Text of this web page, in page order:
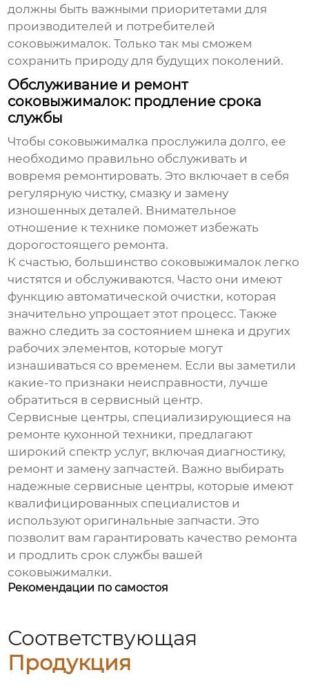
должны быть важными приоритетами для
производителей и потребителей
соковыжималок. Только так мы сможем
сохранить природу для будущих поколений.
Обслуживание и ремонт
соковыжималок: продление срока
службы
Чтобы соковыжималка прослужила долго, ее
необходимо правильно обслуживать и
вовремя ремонтировать. Это включает в себя
регулярную чистку, смазку и замену
изношенных деталей. Внимательное
отношение к технике поможет избежать
дорогостоящего ремонта.
К счастью, большинство соковыжималок легко
чистятся и обслуживаются. Часто они имеют
функцию автоматической очистки, которая
значительно упрощает этот процесс. Также
важно следить за состоянием шнека и других
рабочих элементов, которые могут
изнашиваться со временем. Если вы заметили
какие-то признаки неисправности, лучше
обратиться в сервисный центр.
Сервисные центры, специализирующиеся на
ремонте кухонной техники, предлагают
широкий спектр услуг, включая диагностику,
ремонт и замену запчастей. Важно выбирать
надежные сервисные центры, которые имеют
квалифицированных специалистов и
используют оригинальные запчасти. Это
позволит вам гарантировать качество ремонта
и продлить срок службы вашей
соковыжималки.
Рекомендации по самостоя
Соответствующая
Продукция